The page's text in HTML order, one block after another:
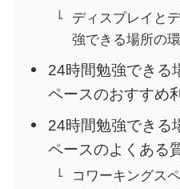
ディスプレイと
強できる場所の
24時間勉強できる
ペースのおすすめ
24時間勉強できる
ペースのよくある
コワーキングス